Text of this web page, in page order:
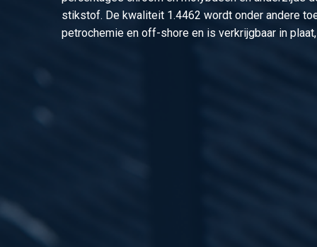
stikstof. De kwaliteit 1.4462 wordt onder andere
petrochemie en off-shore en is verkrijgbaar in